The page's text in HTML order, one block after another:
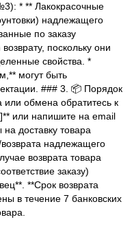
* ** Лакокрасочные
надлежащего
по заказу
поскольку они
свойства. *
могут быть
### 3. 📦 Порядок
обмена обратитесь к
или напишите на email
доставку товара
надлежащего
возврата товара
заказу)
**Срок возврата
в течение 7 банковских